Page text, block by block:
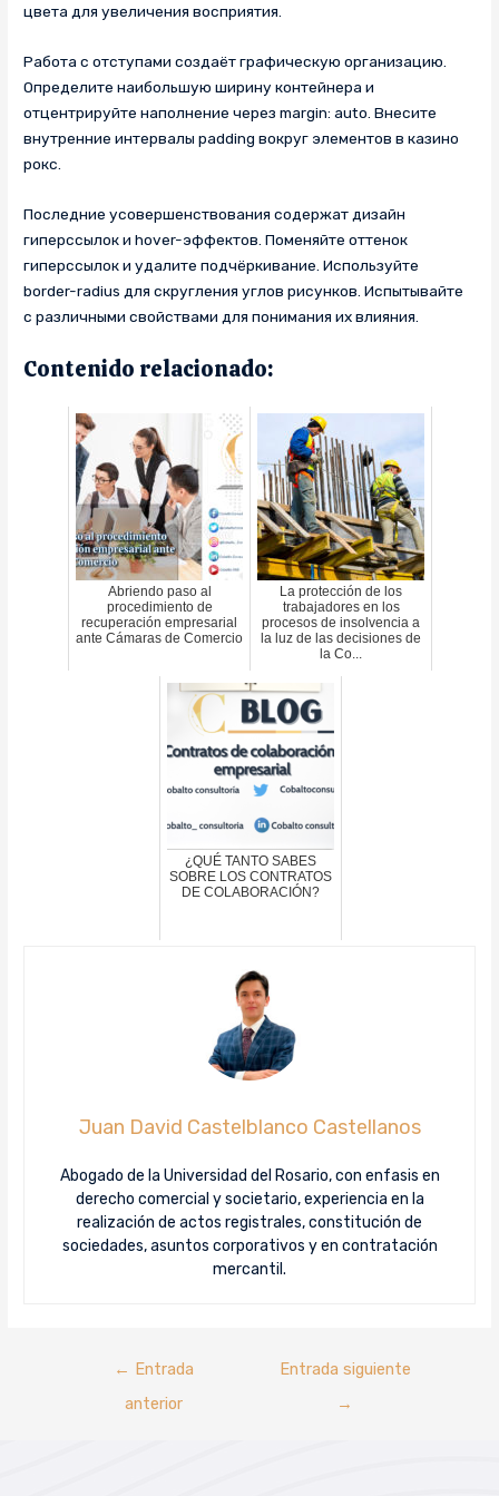
цвета для увеличения восприятия.
Работа с отступами создаёт графическую организацию.
Определите наибольшую ширину контейнера и
отцентрируйте наполнение через margin: auto. Внесите
внутренние интервалы padding вокруг элементов в казино
рокс.
Последние усовершенствования содержат дизайн
гиперссылок и hover-эффектов. Поменяйте оттенок
гиперссылок и удалите подчёркивание. Используйте
border-radius для скругления углов рисунков. Испытывайте
с различными свойствами для понимания их влияния.
Contenido relacionado:
Abriendo paso al
procedimiento de
recuperación empresarial
ante Cámaras de Comercio
La protección de los
trabajadores en los
procesos de insolvencia a
la luz de las decisiones de
la Co...
¿QUÉ TANTO SABES
SOBRE LOS CONTRATOS
DE COLABORACIÓN?
Juan David Castelblanco Castellanos
Abogado de la Universidad del Rosario, con enfasis en
derecho comercial y societario, experiencia en la
realización de actos registrales, constitución de
sociedades, asuntos corporativos y en contratación
mercantil.
← Entrada
anterior
Entrada siguiente
→